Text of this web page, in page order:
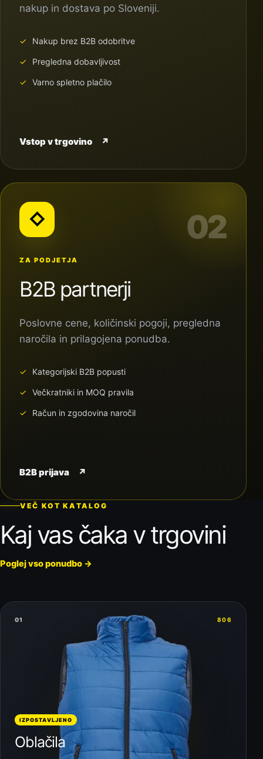
nakup in dostava po Sloveniji.
Nakup brez B2B odobritve
Pregledna dobavljivost
Varno spletno plačilo
Vstop v trgovino ↗
02
◇
ZA PODJETJA
B2B partnerji
Poslovne cene, količinski pogoji, pregledna
naročila in prilagojena ponudba.
Kategorijski B2B popusti
Večkratniki in MOQ pravila
Račun in zgodovina naročil
B2B prijava ↗
VEČ KOT KATALOG
Kaj vas čaka v trgovini
Poglej vso ponudbo →
01 806
IZPOSTAVLJENO
Oblačila